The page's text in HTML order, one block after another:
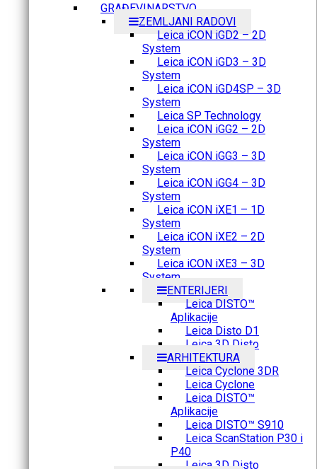
GRAĐEVINARSTVO
ZEMLJANI RADOVI
Leica iCON iGD2 – 2D
System
Leica iCON iGD3 – 3D
System
Leica iCON iGD4SP – 3D
System
Leica SP Technology
Leica iCON iGG2 – 2D
System
Leica iCON iGG3 – 3D
System
Leica iCON iGG4 – 3D
System
Leica iCON iXE1 – 1D
System
Leica iCON iXE2 – 2D
System
Leica iCON iXE3 – 3D
System
ENTERIJERI
Leica DISTO™
Aplikacije
Leica Disto D1
Leica 3D Disto
ARHITEKTURA
Leica Cyclone 3DR
Leica Cyclone
Leica DISTO™
Aplikacije
Leica DISTO™ S910
Leica ScanStation P30 i
P40
Leica 3D Disto